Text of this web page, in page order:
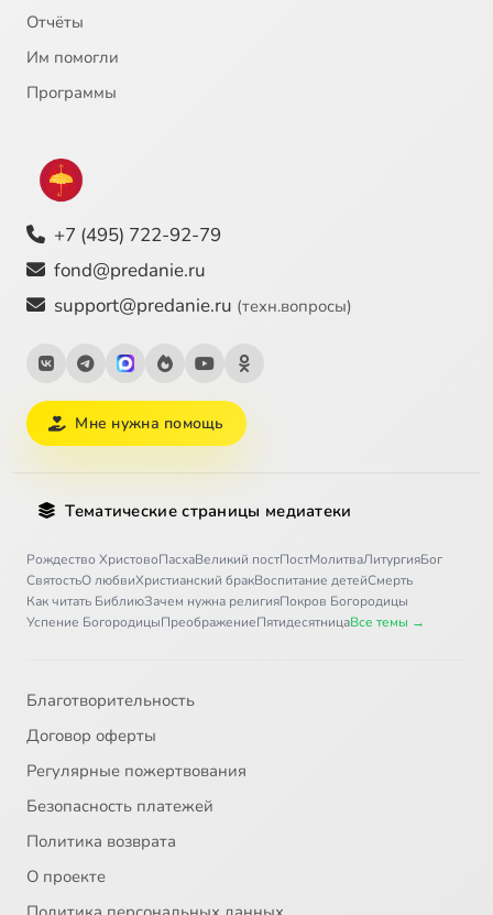
Отчёты
Им помогли
Программы
+7 (495) 722-92-79
fond@predanie.ru
support@predanie.ru (техн.вопросы)
Мне нужна помощь
Тематические страницы медиатеки
Рождество ХристовоПасхаВеликий постПостМолитваЛитургияБог
СвятостьО любвиХристианский бракВоспитание детейСмерть
Как читать БиблиюЗачем нужна религияПокров Богородицы
Успение БогородицыПреображениеПятидесятницаВсе темы →
Благотворительность
Договор оферты
Регулярные пожертвования
Безопасность платежей
Политика возврата
О проекте